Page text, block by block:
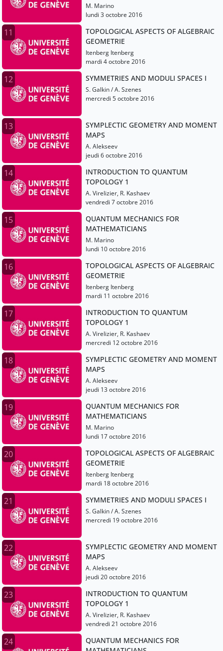
M. Marino
lundi 3 octobre 2016
11
TOPOLOGICAL ASPECTS OF ALGEBRAIC
GEOMETRIE
Itenberg Itenberg
mardi 4 octobre 2016
12 SYMMETRIES AND MODULI SPACES I
S. Galkin / A. Szenes
mercredi 5 octobre 2016
13
SYMPLECTIC GEOMETRY AND MOMENT
MAPS
A. Alekseev
jeudi 6 octobre 2016
14
INTRODUCTION TO QUANTUM
TOPOLOGY 1
A. Virelizier, R. Kashaev
vendredi 7 octobre 2016
15
QUANTUM MECHANICS FOR
MATHEMATICIANS
M. Marino
lundi 10 octobre 2016
16
TOPOLOGICAL ASPECTS OF ALGEBRAIC
GEOMETRIE
Itenberg Itenberg
mardi 11 octobre 2016
17
INTRODUCTION TO QUANTUM
TOPOLOGY 1
A. Virelizier, R. Kashaev
mercredi 12 octobre 2016
18
SYMPLECTIC GEOMETRY AND MOMENT
MAPS
A. Alekseev
jeudi 13 octobre 2016
19
QUANTUM MECHANICS FOR
MATHEMATICIANS
M. Marino
lundi 17 octobre 2016
20
TOPOLOGICAL ASPECTS OF ALGEBRAIC
GEOMETRIE
Itenberg Itenberg
mardi 18 octobre 2016
21 SYMMETRIES AND MODULI SPACES I
S. Galkin / A. Szenes
mercredi 19 octobre 2016
22
SYMPLECTIC GEOMETRY AND MOMENT
MAPS
A. Alekseev
jeudi 20 octobre 2016
23
INTRODUCTION TO QUANTUM
TOPOLOGY 1
A. Virelizier, R. Kashaev
vendredi 21 octobre 2016
24
QUANTUM MECHANICS FOR